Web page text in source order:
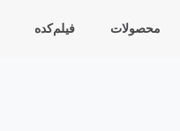
محصولات فیلم‌کده